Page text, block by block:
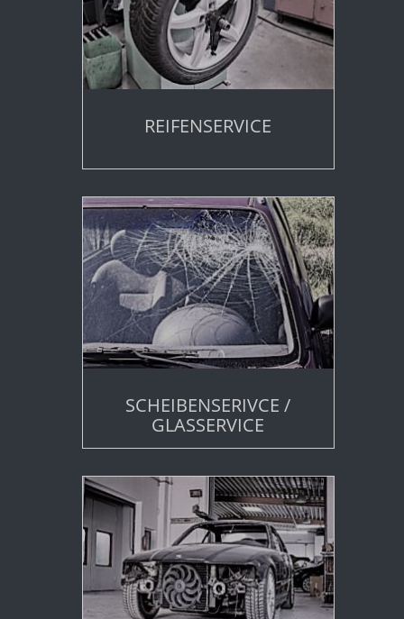
REIFENSERVICE
SCHEIBENSERIVCE /
GLASSERVICE